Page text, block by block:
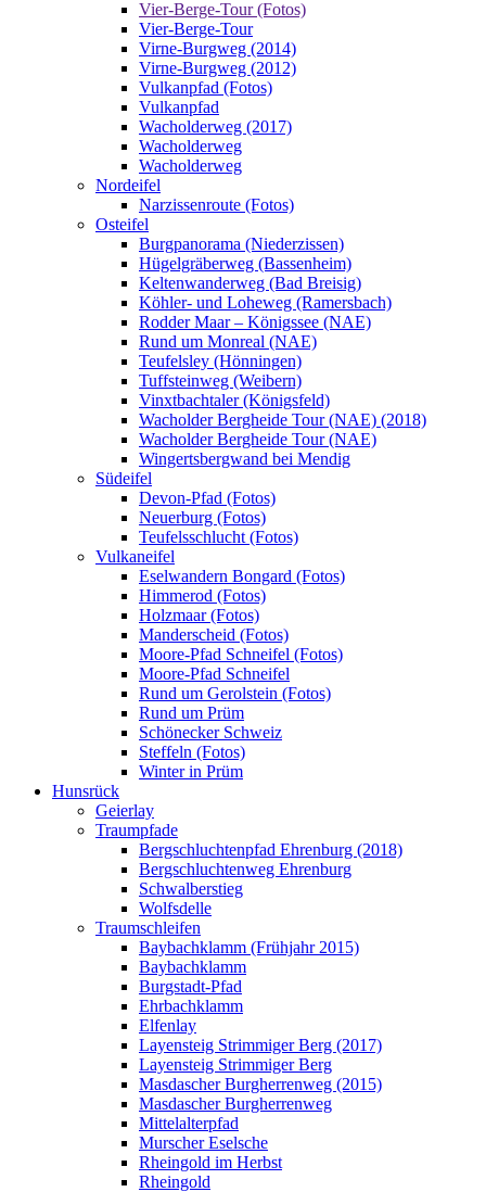
Vier-Berge-Tour (Fotos)
Vier-Berge-Tour
Virne-Burgweg (2014)
Virne-Burgweg (2012)
Vulkanpfad (Fotos)
Vulkanpfad
Wacholderweg (2017)
Wacholderweg
Wacholderweg
Nordeifel
Narzissenroute (Fotos)
Osteifel
Burgpanorama (Niederzissen)
Hügelgräberweg (Bassenheim)
Keltenwanderweg (Bad Breisig)
Köhler- und Loheweg (Ramersbach)
Rodder Maar – Königssee (NAE)
Rund um Monreal (NAE)
Teufelsley (Hönningen)
Tuffsteinweg (Weibern)
Vinxtbachtaler (Königsfeld)
Wacholder Bergheide Tour (NAE) (2018)
Wacholder Bergheide Tour (NAE)
Wingertsbergwand bei Mendig
Südeifel
Devon-Pfad (Fotos)
Neuerburg (Fotos)
Teufelsschlucht (Fotos)
Vulkaneifel
Eselwandern Bongard (Fotos)
Himmerod (Fotos)
Holzmaar (Fotos)
Manderscheid (Fotos)
Moore-Pfad Schneifel (Fotos)
Moore-Pfad Schneifel
Rund um Gerolstein (Fotos)
Rund um Prüm
Schönecker Schweiz
Steffeln (Fotos)
Winter in Prüm
Hunsrück
Geierlay
Traumpfade
Bergschluchtenpfad Ehrenburg (2018)
Bergschluchtenweg Ehrenburg
Schwalberstieg
Wolfsdelle
Traumschleifen
Baybachklamm (Frühjahr 2015)
Baybachklamm
Burgstadt-Pfad
Ehrbachklamm
Elfenlay
Layensteig Strimmiger Berg (2017)
Layensteig Strimmiger Berg
Masdascher Burgherrenweg (2015)
Masdascher Burgherrenweg
Mittelalterpfad
Murscher Eselsche
Rheingold im Herbst
Rheingold